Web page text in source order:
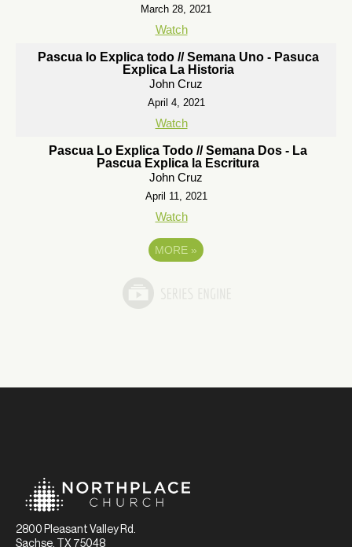
March 28, 2021
Watch
Pascua lo Explica todo // Semana Uno - Pasuca
Explica La Historia
John Cruz
April 4, 2021
Watch
Pascua Lo Explica Todo // Semana Dos - La
Pascua Explica la Escritura
John Cruz
April 11, 2021
Watch
MORE »
2800 Pleasant Valley Rd.
Sachse, TX 75048